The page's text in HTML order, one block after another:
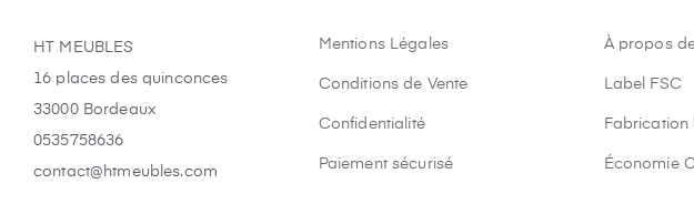
HT MEUBLES
16 places des quinconces
33000 Bordeaux
0535758636
contact@htmeubles.com
Mentions Légales
Conditions de Vente
Confidentialité
Paiement sécurisé
À propos
Label FSC
Fabrication
Économie